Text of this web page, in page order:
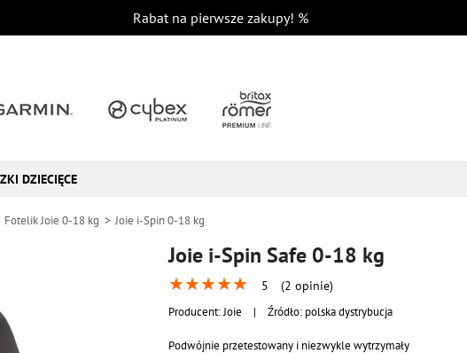
Rabat na pierwsze zakupy! %
DZIECIĘCE
Fotelik Joie 0-18 kg Joie i-Spin 0-18 kg
Joie i-Spin Safe 0-18 kg
★★★★★ 5 (2 opinie)
Producent:Joie | Źródło: polska dystrybucja
Podwójnie przetestowany i niezwykle wytrzymały